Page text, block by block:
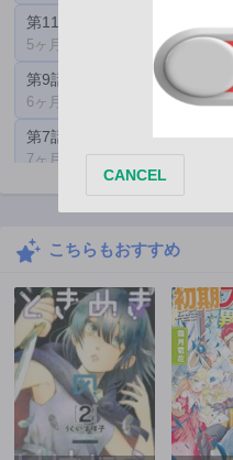
第11話
5ヶ月前
第9話
6ヶ月前
第7話
7ヶ月前
8ヶ月前
第3話
第1話
10ヶ月前
こちらもおすすめ